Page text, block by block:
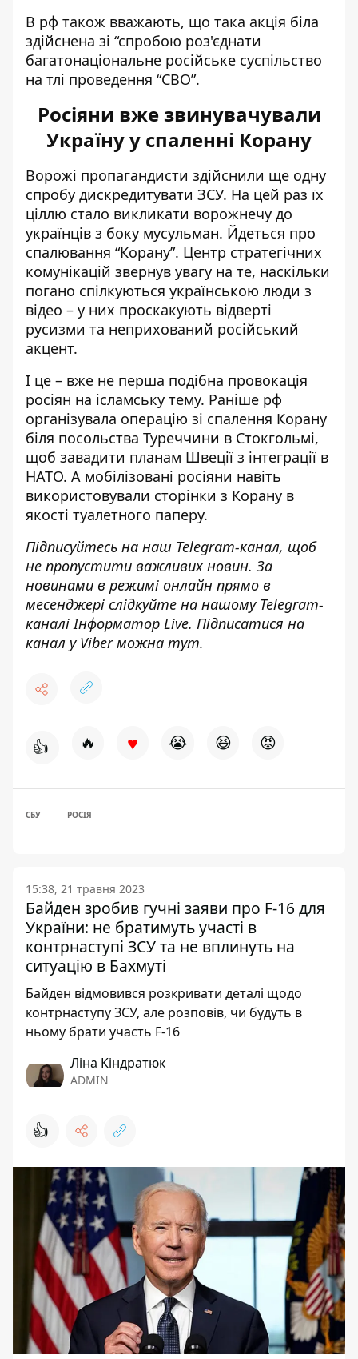
В рф також вважають, що така акція біла
здійснена зі “спробою роз'єднати
багатонаціональне російське суспільство
на тлі проведення “СВО”.
Росіяни вже звинувачували
Україну у спаленні Корану
Ворожі пропагандисти здійснили ще одну
спробу дискредитувати ЗСУ. На цей раз їх
ціллю стало викликати ворожнечу до
українців з боку мусульман. Йдеться про
спалювання “Корану”. Центр стратегічних
комунікацій звернув увагу на те, наскільки
погано спілкуються українською люди з
відео – у них проскакують відверті
русизми та неприхований російський
акцент.
І це – вже не перша подібна провокація
росіян на ісламську тему. Раніше рф
організувала операцію зі спалення Корану
біля посольства Туреччини в Стокгольмі,
щоб завадити планам Швеції з інтеграції в
НАТО. А мобілізовані росіяни навіть
використовували сторінки з Корану в
якості туалетного паперу.
Підписуйтесь на наш Telegram-канал, щоб
не пропустити важливих новин. За
новинами в режимі онлайн прямо в
месенджері слідкуйте на нашому Telegram-
каналіІнформатор Live. Підписатися на
канал у Viber можна тут.
👍 🔥 ♥ 😭 😆 😡
СБУ РОСІЯ
15:38, 21 травня 2023
Байден зробив гучні заяви про F-16 для
України: не братимуть участі в
контрнаступі ЗСУ та не вплинуть на
ситуацію в Бахмуті
Байден відмовився розкривати деталі щодо
контрнаступу ЗСУ, але розповів, чи будуть в
ньому брати участь F-16
Ліна Кіндратюк
ADMIN
👍